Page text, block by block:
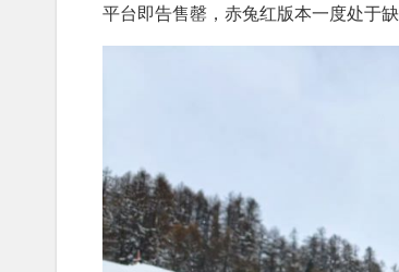
平台即告售罄，赤兔红版本一度处于